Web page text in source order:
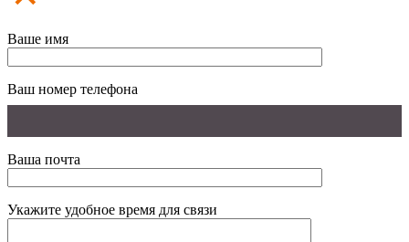
Ваше имя
Ваш номер телефона
Ваша почта
Укажите удобное время для связи